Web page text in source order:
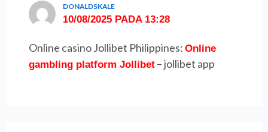
DONALDSKALE
10/08/2025 PADA 13:28
Online casino Jollibet Philippines:Online
gambling platform Jollibet – jollibet app